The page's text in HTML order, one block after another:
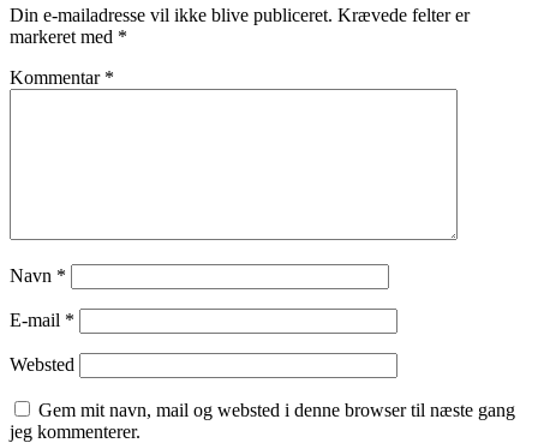
Din e-mailadresse vil ikke blive publiceret. Krævede felter er
markeret med *
Kommentar *
Navn *
E-mail *
Websted
Gem mit navn, mail og websted i denne browser til næste gang
jeg kommenterer.